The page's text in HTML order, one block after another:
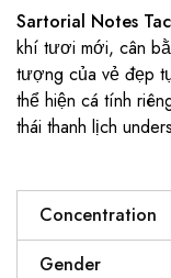
Sartorial Notes
khí tươi mới, cân
tượng của vẻ đẹp
thể hiện cá tính
thái thanh lịch
Concentration
Gender